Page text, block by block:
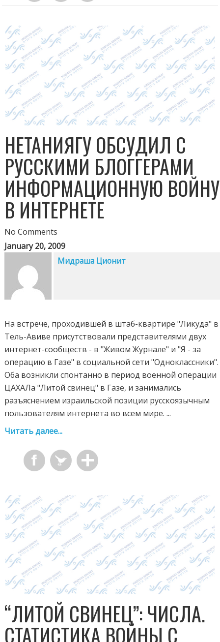
НЕТАНИЯГУ ОБСУДИЛ С
РУССКИМИ БЛОГГЕРАМИ
ИНФОРМАЦИОННУЮ ВОЙНУ
В ИНТЕРНЕТЕ
No Comments
January 20, 2009
Мидраша Ционит
На встрече, проходившей в штаб-квартире "Ликуда" в
Тель-Авиве присутствовали представителями двух
интернет-сообществ - в "Живом Журнале" и "Я - за
операцию в Газе" в социальной сети "Одноклассники".
Оба возникли спонтанно в период военной операции
ЦАХАЛа "Литой свинец" в Газе, и занимались
разъяснением израильской позиции русскоязычным
пользователям интернета во всем мире. ...
Читать далее...
“ЛИТОЙ СВИНЕЦ”: ЧИСЛА.
СТАТИСТИКА ВОЙНЫ С